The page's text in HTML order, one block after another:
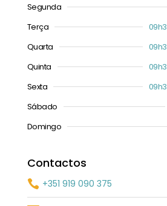
Segunda
Terça
Quarta
Quinta
Sexta
Sábado
Domingo
Contactos
 +351 919 090 375